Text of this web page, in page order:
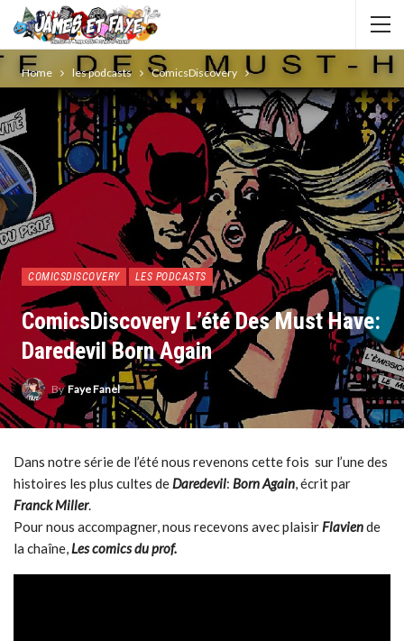
Home les podcasts ComicsDiscovery
COMICSDISCOVERY LES PODCASTS
ComicsDiscovery L’été Des Must Have:
Daredevil Born Again
ByFaye Fanel
Dans notre série de l’été nous revenons cette fois sur l’une des
histoires les plus cultes deDaredevil: Born Again, écrit par
Franck Miller.
Pour nous accompagner, nous recevons avec plaisirFlaviende
la chaîne,Les comics du prof.